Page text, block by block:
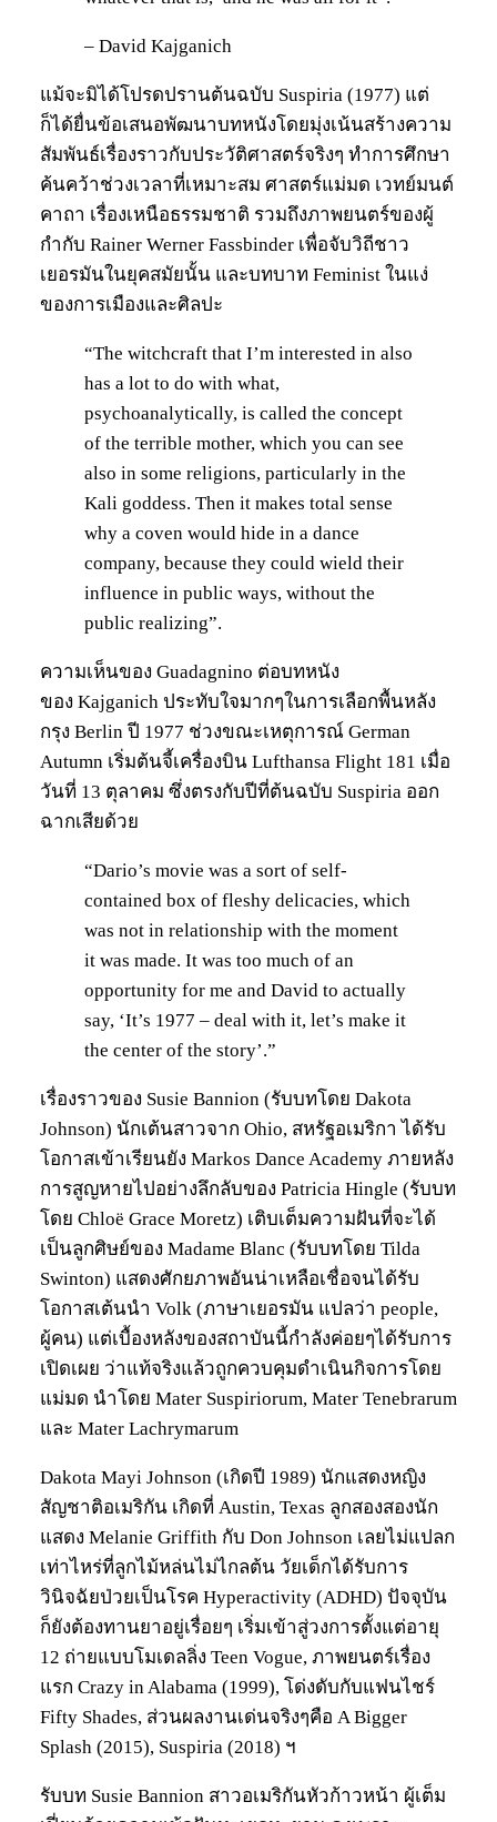
– David Kajganich
แม้จะมิได้โปรดปรานต้นฉบับ Suspiria (1977) แต่
ก็ได้ยื่นข้อเสนอพัฒนาบทหนังโดยมุ่งเน้นสร้างความ
สัมพันธ์เรื่องราวกับประวัติศาสตร์จริงๆ ทำการศึกษา
ค้นคว้าช่วงเวลาที่เหมาะสม ศาสตร์แม่มด เวทย์มนต์
คาถา เรื่องเหนือธรรมชาติ รวมถึงภาพยนตร์ของผู้
กำกับ Rainer Werner Fassbinder เพื่อจับวิถีชาว
เยอรมันในยุคสมัยนั้น และบทบาท Feminist ในแง่
ของการเมืองและศิลปะ
“The witchcraft that I’m interested in also
has a lot to do with what,
psychoanalytically, is called the concept
of the terrible mother, which you can see
also in some religions, particularly in the
Kali goddess. Then it makes total sense
why a coven would hide in a dance
company, because they could wield their
influence in public ways, without the
public realizing”.
ความเห็นของ Guadagnino ต่อบทหนัง
ของ Kajganich ประทับใจมากๆในการเลือกพื้นหลัง
กรุง Berlin ปี 1977 ช่วงขณะเหตุการณ์ German
Autumn เริ่มต้นจี้เครื่องบิน Lufthansa Flight 181 เมื่อ
วันที่ 13 ตุลาคม ซึ่งตรงกับปีที่ต้นฉบับ Suspiria ออก
ฉากเสียด้วย
“Dario’s movie was a sort of self-
contained box of fleshy delicacies, which
was not in relationship with the moment
it was made. It was too much of an
opportunity for me and David to actually
say, ‘It’s 1977 – deal with it, let’s make it
the center of the story’.”
เรื่องราวของ Susie Bannion (รับบทโดย Dakota
Johnson) นักเต้นสาวจาก Ohio, สหรัฐอเมริกา ได้รับ
โอกาสเข้าเรียนยัง Markos Dance Academy ภายหลัง
การสูญหายไปอย่างลึกลับของ Patricia Hingle (รับบท
โดย Chloë Grace Moretz) เติบเต็มความฝันที่จะได้
เป็นลูกศิษย์ของ Madame Blanc (รับบทโดย Tilda
Swinton) แสดงศักยภาพอันน่าเหลือเชื่อจนได้รับ
โอกาสเต้นนำ Volk (ภาษาเยอรมัน แปลว่า people,
ผู้คน) แต่เบื้องหลังของสถาบันนี้กำลังค่อยๆได้รับการ
เปิดเผย ว่าแท้จริงแล้วถูกควบคุมดำเนินกิจการโดย
แม่มด นำโดย Mater Suspiriorum, Mater Tenebrarum
และ Mater Lachrymarum
Dakota Mayi Johnson (เกิดปี 1989) นักแสดงหญิง
สัญชาติอเมริกัน เกิดที่ Austin, Texas ลูกสองสองนัก
แสดง Melanie Griffith กับ Don Johnson เลยไม่แปลก
เท่าไหร่ที่ลูกไม้หล่นไม่ไกลต้น วัยเด็กได้รับการ
วินิจฉัยป่วยเป็นโรค Hyperactivity (ADHD) ปัจจุบัน
ก็ยังต้องทานยาอยู่เรื่อยๆ เริ่มเข้าสู่วงการตั้งแต่อายุ
12 ถ่ายแบบโมเดลลิ่ง Teen Vogue, ภาพยนตร์เรื่อง
แรก Crazy in Alabama (1999), โด่งดับกับแฟนไชร์
Fifty Shades, ส่วนผลงานเด่นจริงๆคือ A Bigger
Splash (2015), Suspiria (2018) ฯ
รับบท Susie Bannion สาวอเมริกันหัวก้าวหน้า ผู้เต็ม